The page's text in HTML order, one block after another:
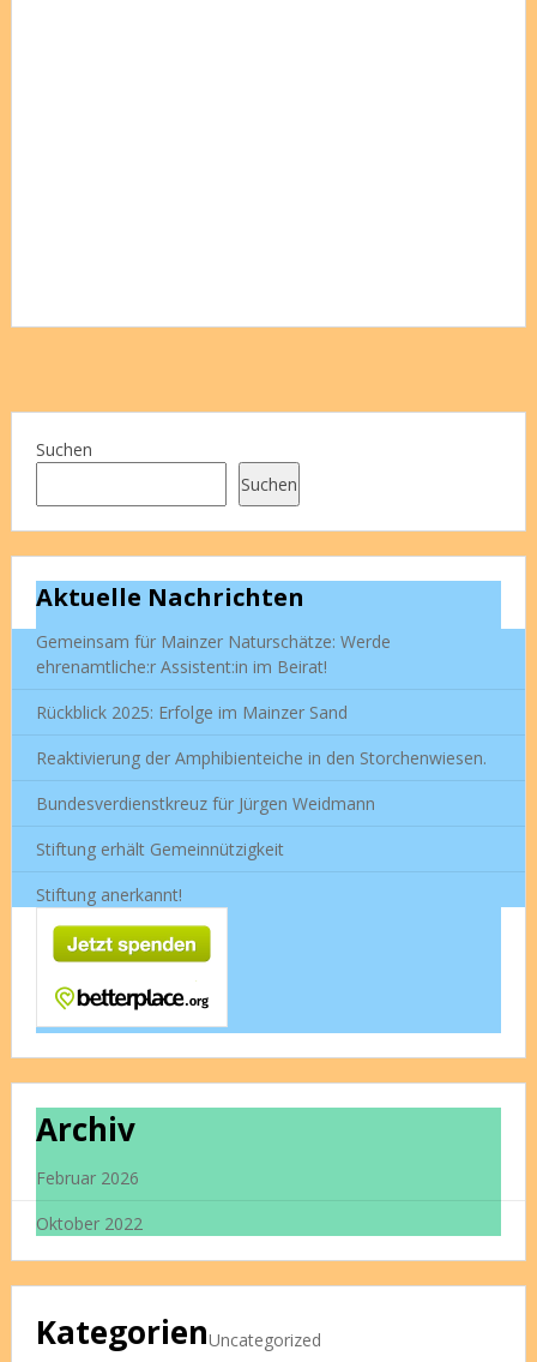
Suchen
Suchen
Aktuelle Nachrichten
Gemeinsam für Mainzer Naturschätze: Werde
ehrenamtliche:r Assistent:in im Beirat!
Rückblick 2025: Erfolge im Mainzer Sand
Reaktivierung der Amphibienteiche in den Storchenwiesen.
Bundesverdienstkreuz für Jürgen Weidmann
Stiftung erhält Gemeinnützigkeit
Stiftung anerkannt!
Archiv
Februar 2026
Oktober 2022
KategorienUncategorized